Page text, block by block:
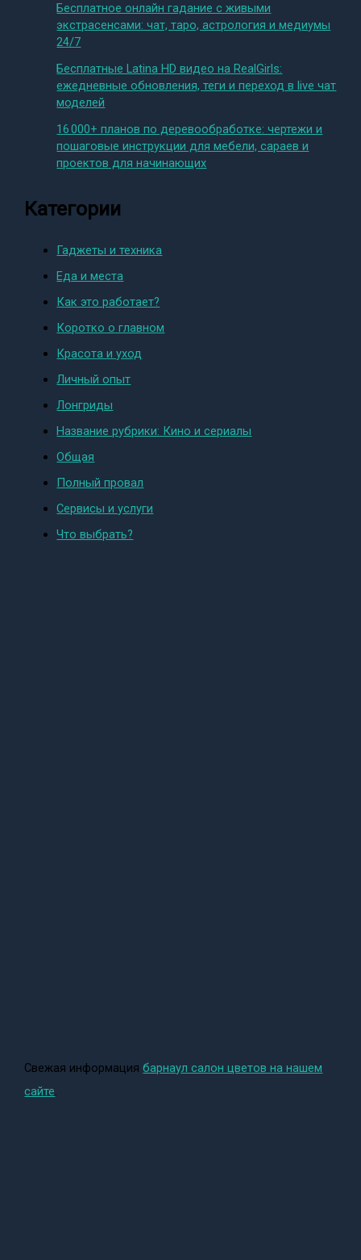
Бесплатное онлайн гадание с живыми
экстрасенсами: чат, таро, астрология и медиумы
24/7
Бесплатные Latina HD видео на RealGirls:
ежедневные обновления, теги и переход в live чат
моделей
16 000+ планов по деревообработке: чертежи и
пошаговые инструкции для мебели, сараев и
проектов для начинающих
Категории
Гаджеты и техника
Еда и места
Как это работает?
Коротко о главном
Красота и уход
Личный опыт
Лонгриды
Название рубрики: Кино и сериалы
Общая
Полный провал
Сервисы и услуги
Что выбрать?
Свежая информациябарнаул салон цветов на нашем
сайте.